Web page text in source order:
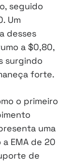
seguido
Um
desses
a $0,80,
surgindo
forte.
o primeiro
uma
EMA de 20
de